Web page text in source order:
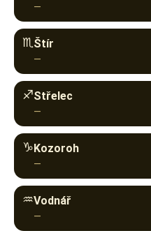
—
♏︎ Štír
—
♐︎Střelec
—
♑︎Kozoroh
—
♒︎Vodnář
—